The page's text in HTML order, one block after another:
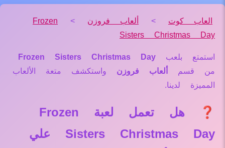
العاب كوت > ألعاب فروزن >
Frozen
Sisters Christmas Day
استمتع بلعب Frozen Sisters Christmas Day
من قسم
ألعاب فروزن واستكشف متعة الألعاب
المميزة لدينا.
❓ هل تعمل لعبة Frozen
Sisters Christmas Day علي